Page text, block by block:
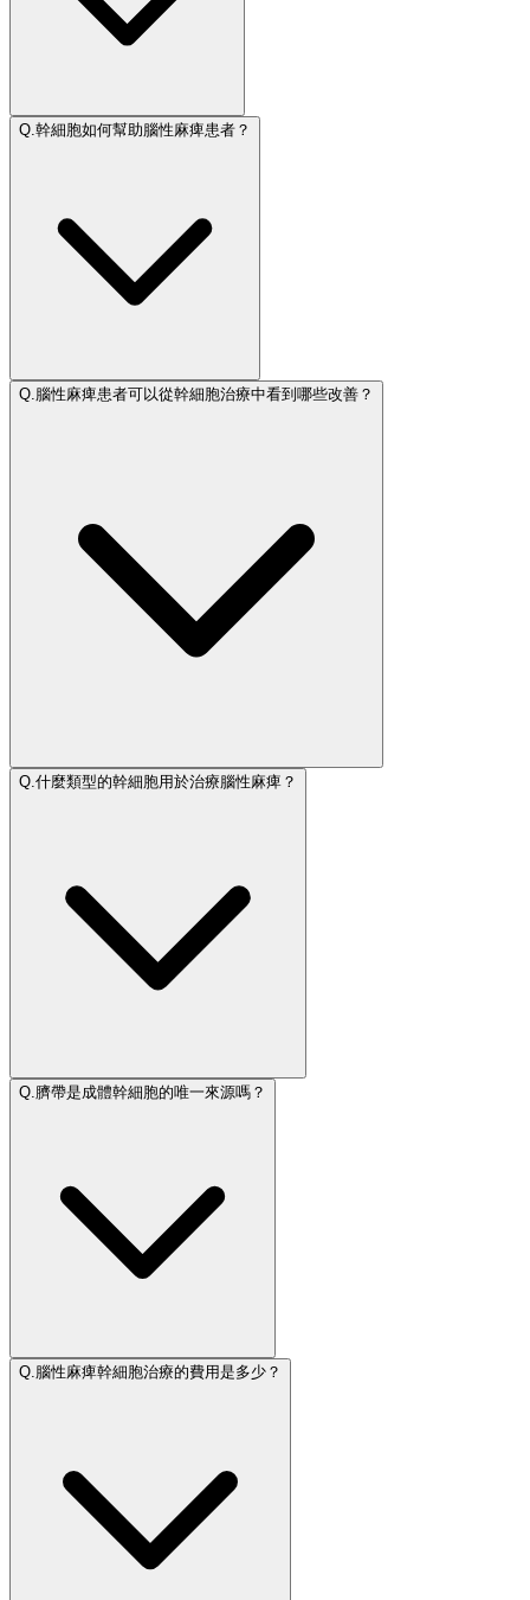
Q. 幹細胞如何幫助腦性麻痺患者？
Q. 腦性麻痺患者可以從幹細胞治療中看到哪些改善？
Q. 什麼類型的幹細胞用於治療腦性麻痺？
Q. 臍帶是成體幹細胞的唯一來源嗎？
Q. 腦性麻痺幹細胞治療的費用是多少？